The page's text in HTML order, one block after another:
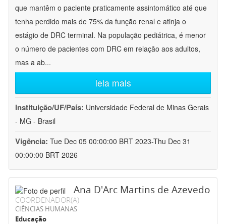
que mantêm o paciente praticamente assintomático até que
tenha perdido mais de 75% da função renal e atinja o
estágio de DRC terminal. Na população pediátrica, é menor
o número de pacientes com DRC em relação aos adultos,
mas a ab...
leia mais
Instituição/UF/País: Universidade Federal de Minas Gerais
- MG - Brasil
Vigência: Tue Dec 05 00:00:00 BRT 2023-Thu Dec 31
00:00:00 BRT 2026
Ana D'Arc Martins de Azevedo
COORDENADOR(A)
CIÊNCIAS HUMANAS
Educação